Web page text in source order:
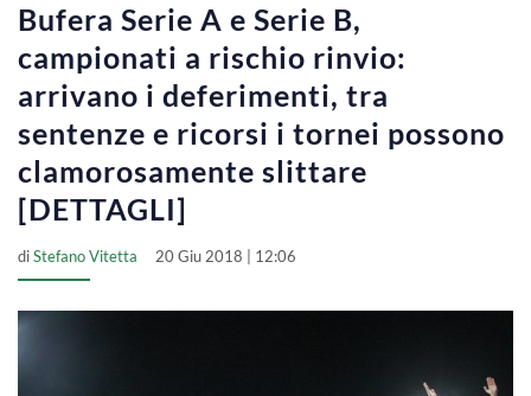
Bufera Serie A e Serie B,
campionati a rischio rinvio:
arrivano i deferimenti, tra
sentenze e ricorsi i tornei possono
clamorosamente slittare
[DETTAGLI]
diStefano Vitetta 20 Giu 2018 | 12:06